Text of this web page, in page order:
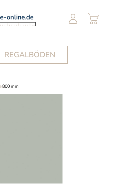
REGALBÖDEN